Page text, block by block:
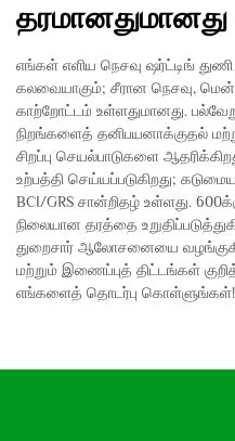
தரமானதுமானது
எங்கள் எளிய நெசவு ஷர்ட்டிங் துணி
கலவையாகும்; சீரான நெசவு,
காற்றோட்டம் உள்ளதுமானது.
நிறங்களைத் தனிபயனாக்குதல்
சிறப்பு செயல்பாடுகளை
உற்பத்தி செய்யப்படுகிறது;
BCI/GRS சான்றிதழ் உள்ளது.
நிலையான தரத்தை
துறைசார் ஆலோசனையை
மற்றும் இணைப்புத் திட்டங்கள்
எங்களைத் தொடர்பு கொள்ளுங்கள்!